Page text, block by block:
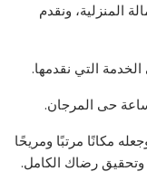
المنزلية، ونقدم
التي نقدمها.
حى المرجان.
مكانًا مرتبًا ومريحًا
وتحقيق رضاك الكامل.